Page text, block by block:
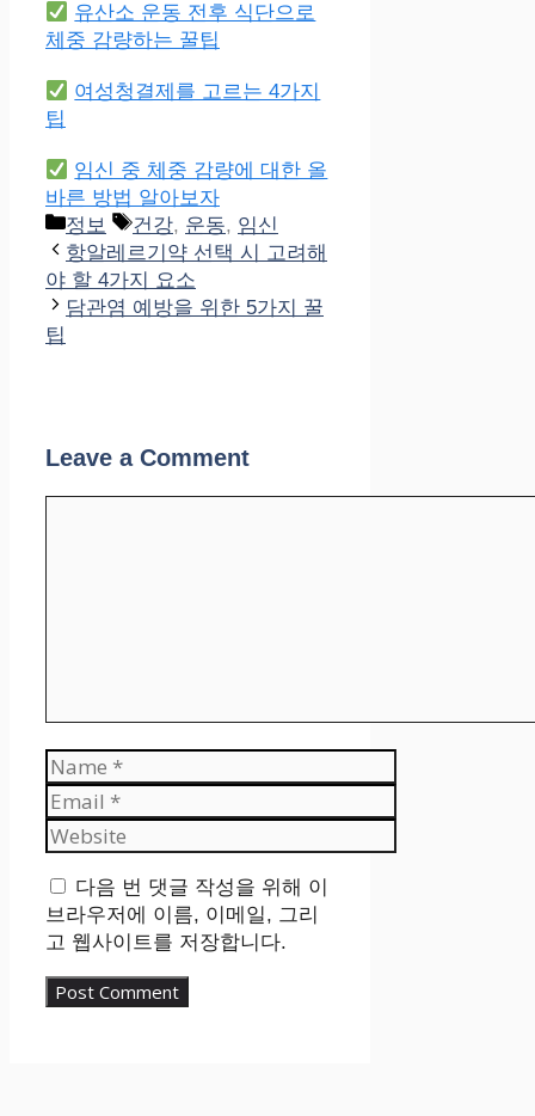
유산소 운동 전후 식단으로
체중 감량하는 꿀팁
여성청결제를 고르는 4가지
팁
임신 중 체중 감량에 대한 올
바른 방법 알아보자
Categories
정보 Tags
건강, 운동, 임신
항알레르기약 선택 시 고려해
야 할 4가지 요소
담관염 예방을 위한 5가지 꿀
팁
Leave a Comment
Name
Email
Website
다음 번 댓글 작성을 위해 이
브라우저에 이름, 이메일, 그리
고 웹사이트를 저장합니다.